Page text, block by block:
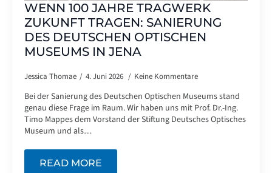
WENN 100 JAHRE TRAGWERK
ZUKUNFT TRAGEN: SANIERUNG
DES DEUTSCHEN OPTISCHEN
MUSEUMS IN JENA
Jessica Thomae 4. Juni 2026 Keine Kommentare
Bei der Sanierung des Deutschen Optischen Museums stand
genau diese Frage im Raum. Wir haben uns mit Prof. Dr.-Ing.
Timo Mappes dem Vorstand der Stiftung Deutsches Optisches
Museum und als…
READ MORE